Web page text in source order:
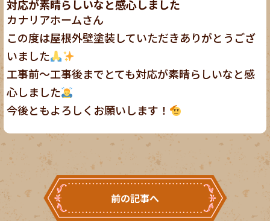
対応が素晴らしいなと感心しました
カナリアホームさん
この度は屋根外壁塗装していただきありがとうござ
いました
工事前〜工事後までとても対応が素晴らしいなと感
心しました
今後ともよろしくお願いします！
前の記事へ